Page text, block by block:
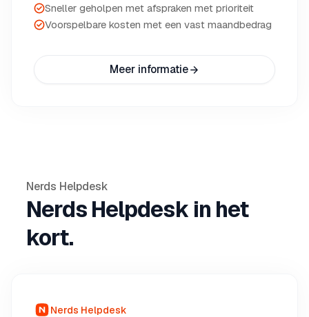
Sneller geholpen met afspraken met prioriteit
Voorspelbare kosten met een vast maandbedrag
Meer informatie
Nerds Helpdesk
Nerds Helpdesk in het
kort.
Nerds Helpdesk